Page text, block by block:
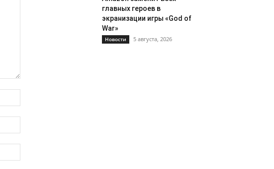
главных героев в
экранизации игры «God of
War»
Новости 5 августа, 2026